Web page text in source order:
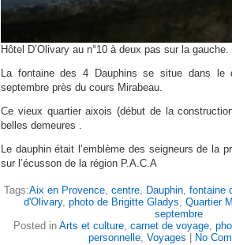
Hôtel D’Olivary au n°10 à deux pas sur la gauche.
La fontaine des 4 Dauphins se situe dans le
septembre près du cours Mirabeau.
Ce vieux quartier aixois (début de la
belles demeures .
Le dauphin était l’emblème des seigneurs de la
sur l’écusson de la région P.A.C.A
Tags:Aix en Provence, centre, Dauphin, fontaine
d'Olivary, photo de Brigitte Gladys, Quartier
septembre
Posted in Arts et culture, carnet de voyage,
personnelle, Voyages No